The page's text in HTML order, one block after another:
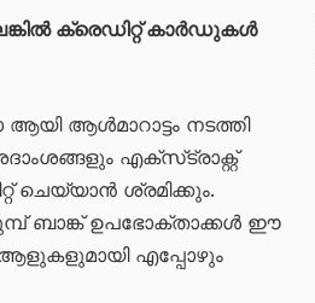
ക്രെഡിറ്റ് കാർഡുകൾ
ആൾമാറാട്ടം നടത്തി
എക്‌സ്‌ട്രാക്റ്റ്
ശ്രമിക്കും.
ബാങ്ക് ഉപഭോക്താക്കൾ ഈ
എപ്പോഴും